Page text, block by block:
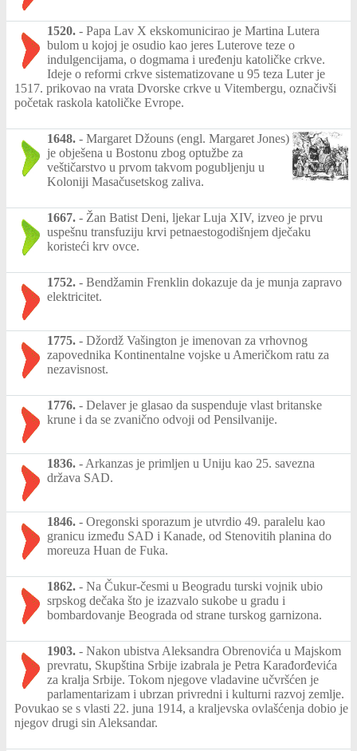
1520. - Papa Lav X ekskomunicirao je Martina Lutera
bulom u kojoj je osudio kao jeres Luterove teze o
indulgencijama, o dogmama i uređenju katoličke crkve.
Ideje o reformi crkve sistematizovane u 95 teza Luter je
1517. prikovao na vrata Dvorske crkve u Vitembergu, označivši
početak raskola katoličke Evrope.
1648. - Margaret Džouns (engl. Margaret Jones)
je obješena u Bostonu zbog optužbe za
veštičarstvo u prvom takvom pogubljenju u
Koloniji Masačusetskog zaliva.
1667. - Žan Batist Deni, ljekar Luja XIV, izveo je prvu
uspešnu transfuziju krvi petnaestogodišnjem dječaku
koristeći krv ovce.
1752. - Bendžamin Frenklin dokazuje da je munja zapravo
elektricitet.
1775. - Džordž Vašington je imenovan za vrhovnog
zapovednika Kontinentalne vojske u Američkom ratu za
nezavisnost.
1776. - Delaver je glasao da suspenduje vlast britanske
krune i da se zvanično odvoji od Pensilvanije.
1836. - Arkanzas je primljen u Uniju kao 25. savezna
država SAD.
1846. - Oregonski sporazum je utvrdio 49. paralelu kao
granicu između SAD i Kanade, od Stenovitih planina do
moreuza Huan de Fuka.
1862. - Na Čukur-česmi u Beogradu turski vojnik ubio
srpskog dečaka što je izazvalo sukobe u gradu i
bombardovanje Beograda od strane turskog garnizona.
1903. - Nakon ubistva Aleksandra Obrenovića u Majskom
prevratu, Skupština Srbije izabrala je Petra Karađorđevića
za kralja Srbije. Tokom njegove vladavine učvršćen je
parlamentarizam i ubrzan privredni i kulturni razvoj zemlje.
Povukao se s vlasti 22. juna 1914, a kraljevska ovlašćenja dobio je
njegov drugi sin Aleksandar.